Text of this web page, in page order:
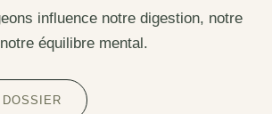
influence notre digestion, notre
équilibre mental.